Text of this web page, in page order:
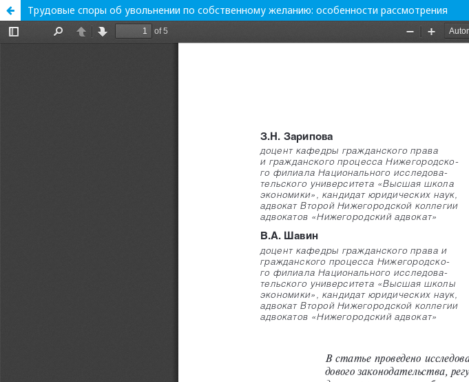
Трудовые споры об увольнении по собственному желанию: особенности рассмотрения